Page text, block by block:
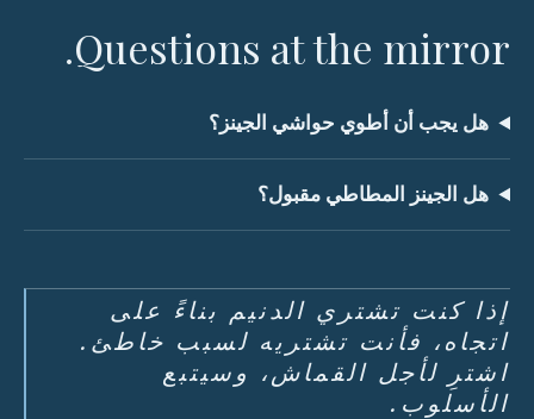
Questions at the mirror.
هل يجب أن أطوي حواشي الجينز؟
هل الجينز المطاطي مقبول؟
إذا كنت تشتري الدنيم بناءً على
اتجاه، فأنت تشتريه لسبب خاطئ.
اشترِ لأجل القماش، وسيتبع
الأسلوب.